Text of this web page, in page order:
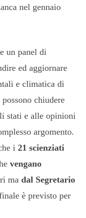
nel gennaio
un panel di
ed aggiornare
e climatica di
chiudere
stati e alle opinioni
argomento.
i 21 scienziati
vengano
ma dal Segretario
è previsto per